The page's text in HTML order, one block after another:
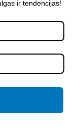
ir tendencijas!